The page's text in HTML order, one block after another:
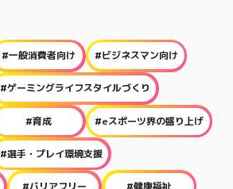
#一般消費者向け #ビジネスマン向け
#ゲーミングライフスタイルづくり
#育成 #eスポーツ界の盛り上げ
#選手・プレイ環境支援
#バリアフリー #健康福祉